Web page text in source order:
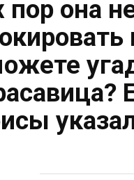
пор она